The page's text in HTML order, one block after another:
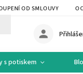
OD SMLOUVY
s potiskem